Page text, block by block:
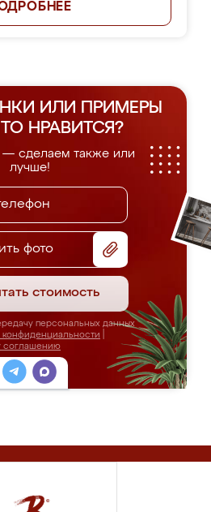
ИЛИ ПРИМЕРЫ
НРАВИТСЯ?
— сделаем также или
лучше!
фото
стоимость
персональных данных
конфиденциальности
соглашению